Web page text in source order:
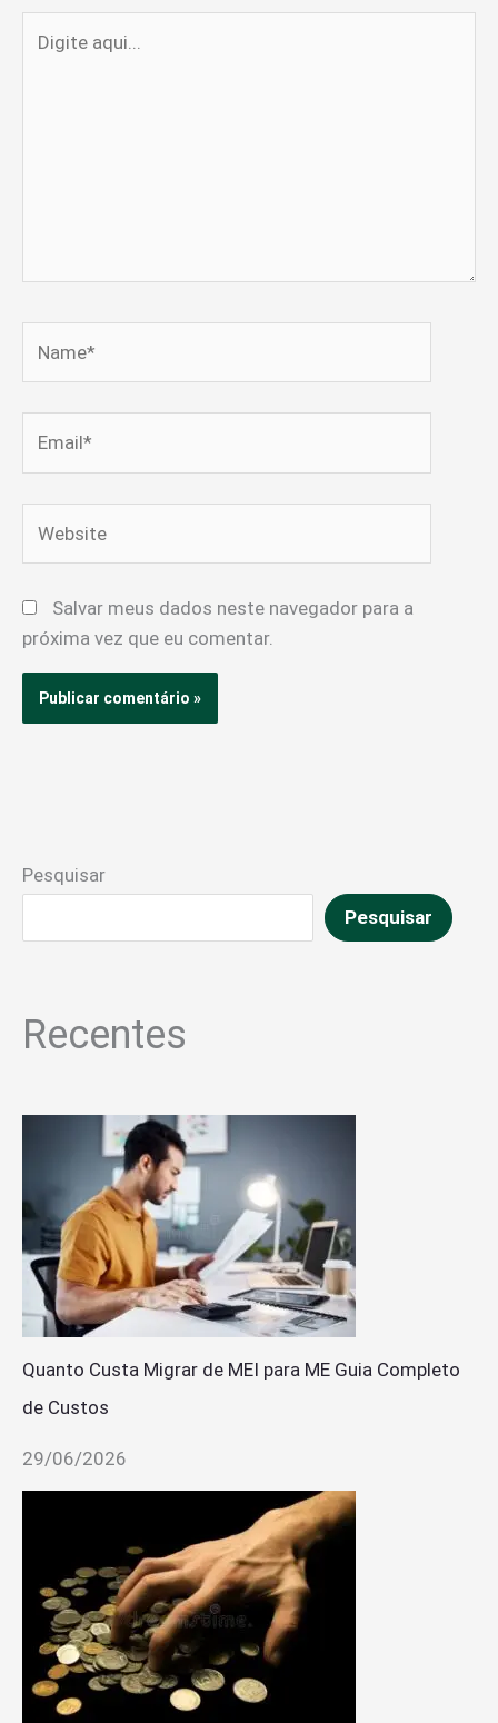
aqui...
Salvar meus dados neste navegador para a
próxima vez que eu comentar.
Pesquisar
Pesquisar
Recentes
Quanto Custa Migrar de MEI para ME Guia Completo
de Custos
29/06/2026